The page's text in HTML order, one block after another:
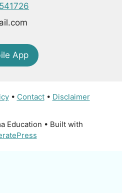
App
• Contact• Disclaimer
Education • Built with